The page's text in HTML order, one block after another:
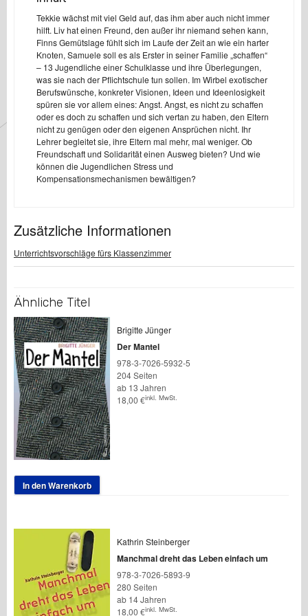
Tekkie wächst mit viel Geld auf, das ihm aber auch nicht immer
hilft. Liv hat einen Freund, den außer ihr niemand sehen kann,
Finns Gemütslage fühlt sich im Laufe der Zeit an wie ein harter
Knoten, Samuele soll es als Erster in seiner Familie „schaffen“
– 13 Jugendliche einer Schulklasse und ihre Überlegungen,
was sie nach der Pflichtschule tun sollen. Im Wirbel exotischer
Berufswünsche, konkreter Visionen, Ideen und Ideenlosigkeit
spüren sie vor allem eines: Angst. Angst, es nicht zu schaffen
oder es doch zu schaffen und sich vertan zu haben, den Eltern
nicht zu genügen oder den eigenen Ansprüchen nicht. Ihr
Lehrer begleitet sie, ihre Eltern mal mehr, mal weniger. Ob
Freundschaft und Solidarität einen Ausweg bieten? Und wie
können die Jugendlichen Stress und
Kompensationsmechanismen bewältigen?
Zusätzliche Informationen
Unterrichtsvorschläge fürs Klassenzimmer
Ähnliche Titel
Brigitte Jünger
Der Mantel
978-3-7026-5932-5
204 Seiten
ab 13 Jahren
18,00 €inkl. MwSt.
In den Warenkorb
Kathrin Steinberger
Manchmal dreht das Leben einfach um
978-3-7026-5893-9
280 Seiten
ab 14 Jahren
18,00 €inkl. MwSt.